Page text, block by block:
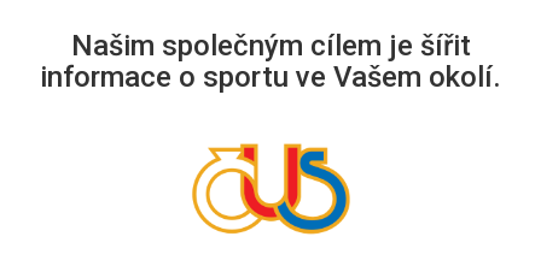
Našim společným cílem je šířit
informace o sportu ve Vašem okolí.